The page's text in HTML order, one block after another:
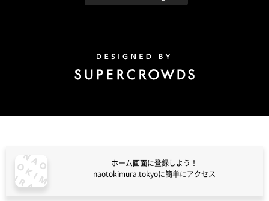
ホーム画面に登録しよう！
naotokimura.tokyoに簡単にアクセス